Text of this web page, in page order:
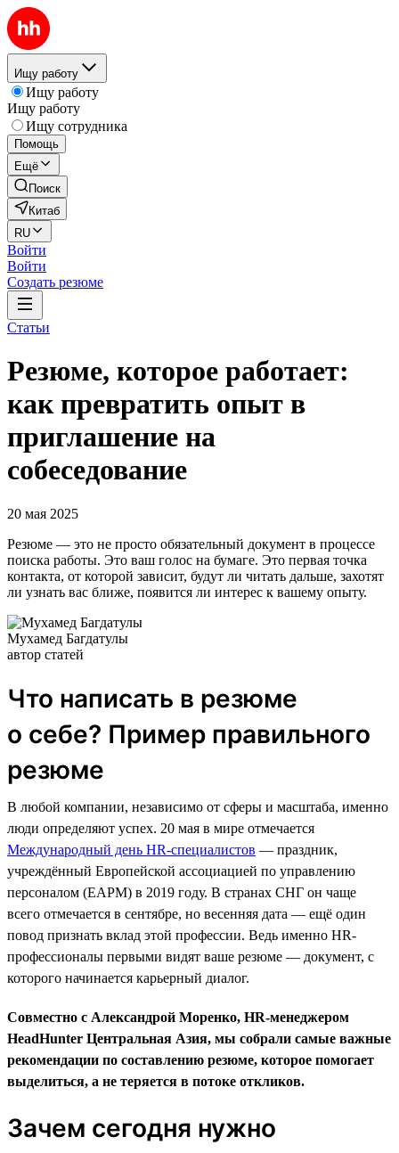
Ищу работу
Ищу работу
Ищу работу
Ищу сотрудника
Помощь
Ещё
Поиск
Китаб
RU
Войти
Войти
Создать резюме
Статьи
Резюме, которое работает:
как превратить опыт в
приглашение на
собеседование
20 мая 2025
Резюме — это не просто обязательный документ в процессе
поиска работы. Это ваш голос на бумаге. Это первая точка
контакта, от которой зависит, будут ли читать дальше, захотят
ли узнать вас ближе, появится ли интерес к вашему опыту.
Мухамед Багдатулы
автор статей
Что написать в резюме
о себе? Пример правильного
резюме
В любой компании, независимо от сферы и масштаба, именно
люди определяют успех. 20 мая в мире отмечается
Международный день HR-специалистов — праздник,
учреждённый Европейской ассоциацией по управлению
персоналом (EAPM) в 2019 году. В странах СНГ он чаще
всего отмечается в сентябре, но весенняя дата — ещё один
повод признать вклад этой профессии. Ведь именно HR-
профессионалы первыми видят ваше резюме — документ, с
которого начинается карьерный диалог.
Совместно с Александрой Моренко, HR-менеджером
HeadHunter Центральная Азия, мы собрали самые важные
рекомендации по составлению резюме, которое помогает
выделиться, а не теряется в потоке откликов.
Зачем сегодня нужно